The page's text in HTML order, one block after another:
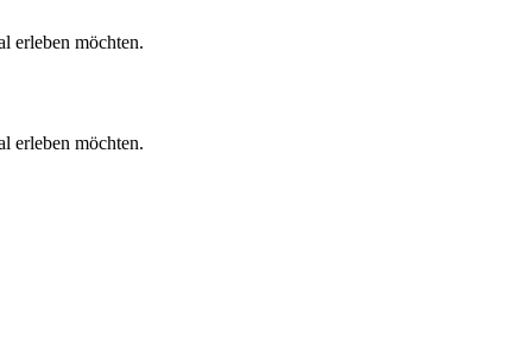
erleben möchten.
erleben möchten.